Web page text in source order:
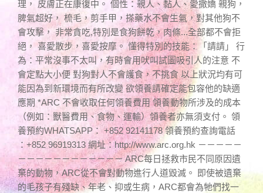
理， 皮膚正在康復中。 個性：親人、黏人、愛撒嬌 親狗，
脾氣超好， 梳毛，剪手甲，搽藥水不會生氣，對其他狗不
會攻擊， 非常貪吃,特別是食狗餅乾，肉條...全部都不會拒
絕， 喜愛散步，喜愛按摩。 懂得特別的技能：「請請」 行
為：平常沒事不太叫，有時會用吠叫試圖吸引人的注意 不
會定點大小便 對狗對人不會護食，不挑食 以上狀況均有可
能因為到新環境而有所改變 欲領養請確定能包容他的缺適
應期 *ARC 不會收取任何領養費用 領養動物所涉及的成本
（例如：獸醫費用、食物、運輸）領養者亦無須支付。 領
養預約WHATSAPP： +852 92141178 領養預約查詢電話
：+852 96919313 網址：http://www.arc.org.hk －－－－－
－－－－－－－－－－－－ ARC每日拯救市民不同原因遺
棄的動物，ARC從不會對動物進行人道毀滅。 即使被遺棄
的毛孩子有殘缺、年老、抑或生病，ARC都會為牠們找一